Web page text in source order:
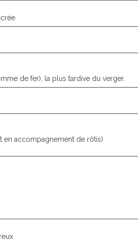
de fer), la plus tardive du verger.
en accompagnement de rôtis)